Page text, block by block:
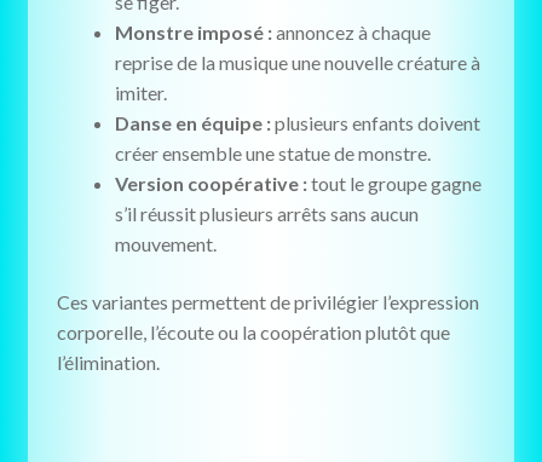
Monstre imposé :annoncez à chaque
reprise de la musique une nouvelle créature à
imiter.
Danse en équipe :plusieurs enfants doivent
créer ensemble une statue de monstre.
Version coopérative :tout le groupe gagne
s’il réussit plusieurs arrêts sans aucun
mouvement.
Ces variantes permettent de privilégier l’expression
corporelle, l’écoute ou la coopération plutôt que
l’élimination.